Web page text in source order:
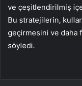
ve çeşitlendirilmiş
Bu stratejilerin,
geçirmesini ve daha
söyledi.